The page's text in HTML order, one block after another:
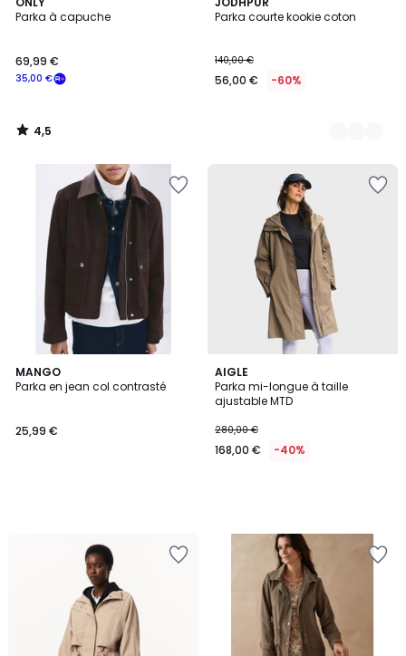
Parka à capuche
35,00 €
69,99 €
/ 5
4,5
/
Parka courte kookie coton
140,00 €
56,00 € -60%
2
Couleurs
MANGO
Parka en jean col contrasté
25,99 €
AIGLE
Parka mi-longue à taille
ajustable MTD
280,00 €
168,00 € -40%